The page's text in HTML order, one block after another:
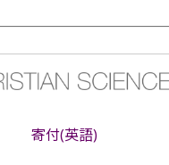
寄付(英語)